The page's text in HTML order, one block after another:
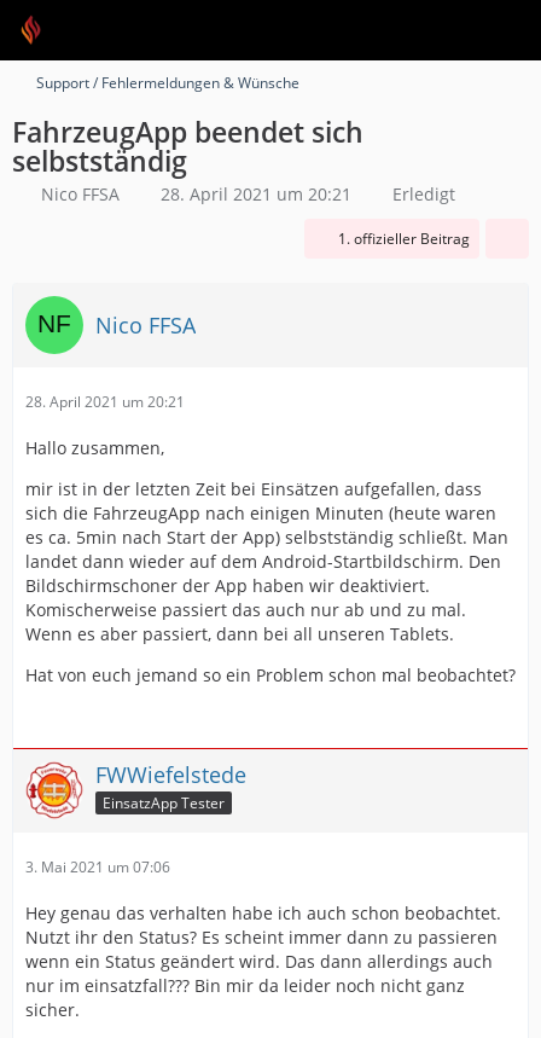
Support / Fehlermeldungen & Wünsche
FahrzeugApp beendet sich
selbstständig
Nico FFSA 28. April 2021 um 20:21 Erledigt
1. offizieller Beitrag
Nico FFSA
28. April 2021 um 20:21
Hallo zusammen,
mir ist in der letzten Zeit bei Einsätzen aufgefallen, dass
sich die FahrzeugApp nach einigen Minuten (heute waren
es ca. 5min nach Start der App) selbstständig schließt. Man
landet dann wieder auf dem Android-Startbildschirm. Den
Bildschirmschoner der App haben wir deaktiviert.
Komischerweise passiert das auch nur ab und zu mal.
Wenn es aber passiert, dann bei all unseren Tablets.
Hat von euch jemand so ein Problem schon mal beobachtet?
FWWiefelstede
EinsatzApp Tester
3. Mai 2021 um 07:06
Hey genau das verhalten habe ich auch schon beobachtet.
Nutzt ihr den Status? Es scheint immer dann zu passieren
wenn ein Status geändert wird. Das dann allerdings auch
nur im einsatzfall??? Bin mir da leider noch nicht ganz
sicher.